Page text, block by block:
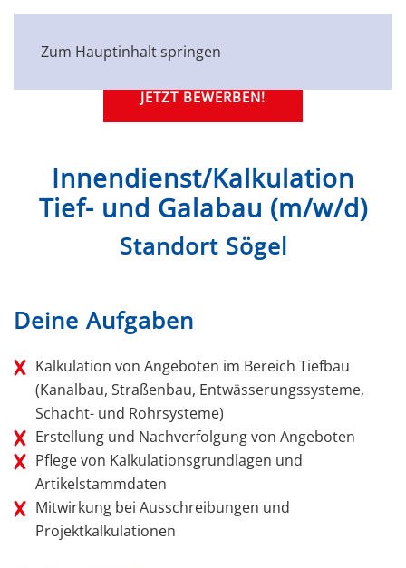
Zum Hauptinhalt springen
JETZT BEWERBEN!
Innendienst/Kalkulation
Tief- und Galabau (m/w/d)
Standort Sögel
Deine Aufgaben
Kalkulation von Angeboten im Bereich Tiefbau
(Kanalbau, Straßenbau, Entwässerungssysteme,
Schacht- und Rohrsysteme)
Erstellung und Nachverfolgung von Angeboten
Pflege von Kalkulationsgrundlagen und
Artikelstammdaten
Mitwirkung bei Ausschreibungen und
Projektkalkulationen